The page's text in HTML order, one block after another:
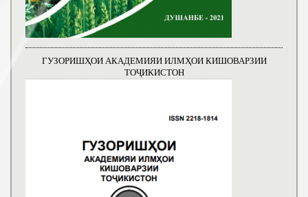
ГУЗОРИШҲОИ АКАДЕМИЯИ ИЛМҲОИ КИШОВАРЗИИ
ТОҶИКИСТОН